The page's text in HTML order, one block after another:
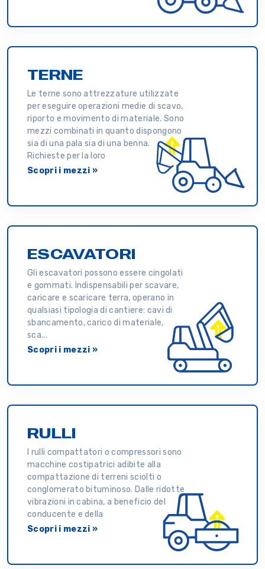
TERNE
Le terne sono attrezzature utilizzate
per eseguire operazioni medie di scavo,
riporto e movimento di materiale. Sono
mezzi combinati in quanto dispongono
sia di una pala sia di una benna.
Richieste per la loro
Scopri i mezzi »
ESCAVATORI
Gli escavatori possono essere cingolati
e gommati. Indispensabili per scavare,
caricare e scaricare terra, operano in
qualsiasi tipologia di cantiere: cavi di
sbancamento, carico di materiale,
sca...
Scopri i mezzi »
RULLI
I rulli compattatori o compressori sono
macchine costipatrici adibite alla
compattazione di terreni sciolti o
conglomerato bituminoso. Dalle ridotte
vibrazioni in cabina, a beneficio del
conducente e della
Scopri i mezzi »